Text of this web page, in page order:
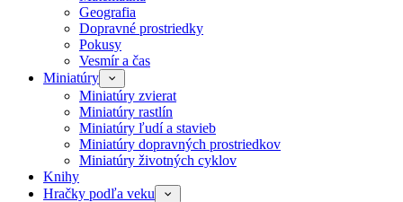
Geografia
Dopravné prostriedky
Pokusy
Vesmír a čas
Miniatúry
Miniatúry zvierat
Miniatúry rastlín
Miniatúry ľudí a stavieb
Miniatúry dopravných prostriedkov
Miniatúry životných cyklov
Knihy
Hračky podľa veku